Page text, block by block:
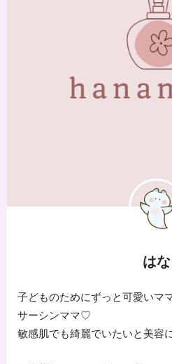
はな
子どものためにずっと可愛いマ
サーシンママ♡
敏感肌でも綺麗でいたいと美容